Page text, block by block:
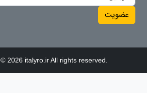
عضویت
2026 italyro.ir All rights reserved.